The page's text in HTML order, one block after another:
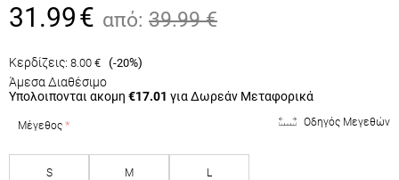
31.99€ από: 39.99 €
Κερδίζεις: 8.00 € (-20%)
Άμεσα Διαθέσιμο
Υπολοιπονται ακομη €17.01 για Δωρεάν Μεταφορικά
Οδηγός Μεγεθών
Μέγεθος
S M L